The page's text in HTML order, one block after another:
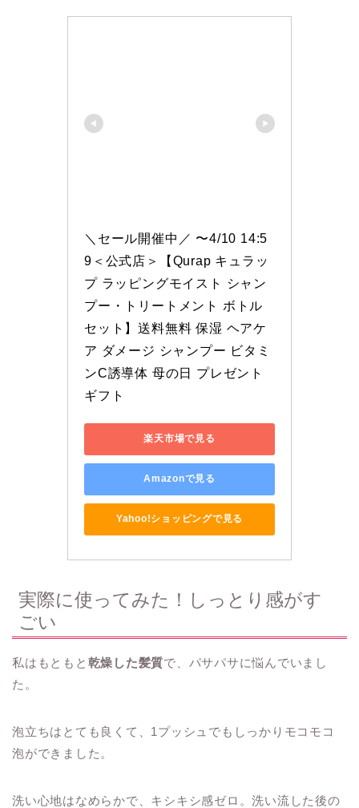
＼セール開催中／ 〜4/10 14:5
9＜公式店＞【Qurap キュラッ
プ ラッピングモイスト シャン
プー・トリートメント ボトル
セット】送料無料 保湿 ヘアケ
ア ダメージ シャンプー ビタミ
ンC誘導体 母の日 プレゼント
ギフト
楽天市場で見る
Amazonで見る
Yahoo!ショッピングで見る
実際に使ってみた！しっとり感がす
ごい
私はもともと 乾燥した髪質で、パサパサに悩んでいまし
た。
泡立ちはとても良くて、1プッシュでもしっかりモコモコ
泡ができました。
洗い心地はなめらかで、キシキシ感ゼロ。洗い流した後の